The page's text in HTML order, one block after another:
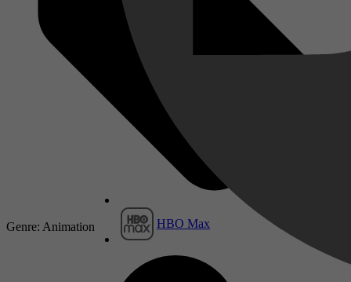
HBO Max
Genre: Animation